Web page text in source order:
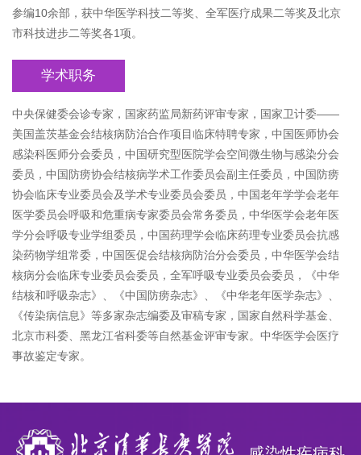
参编10余部，获中华医学科技二等奖、全军医疗成果二等奖及北京
市科技进步二等奖各1项。
学术职务
中央保健委会诊专家，国家药监局新药评审专家，国家卫计委——
美国盖茨基金会结核病防治合作项目临床特聘专家，中国医师协会
感染科医师分会委员，中国研究型医院学会空间微生物与感染分会
委员，中国防痨协会结核病学术工作委员会副主任委员，中国防痨
协会临床专业委员会及学术专业委员会委员，中国老年学学会老年
医学委员会呼吸和危重病专家委员会常务委员，中华医学会老年医
学分会呼吸专业学组委员，中国药理学会临床药理专业委员会抗感
染药物学组常委，中国医促会结核病防治分会委员，中华医学会结
核病分会临床专业委员会委员，全军呼吸专业委员会委员，《中华
结核和呼吸杂志》、《中国防痨杂志》、《中华老年医学杂志》、
《传染病信息》等多家杂志编委及审稿专家，国家自然科学基金、
北京市科委、黑龙江省科委等自然基金评审专家。中华医学会医疗
事故鉴定专家。